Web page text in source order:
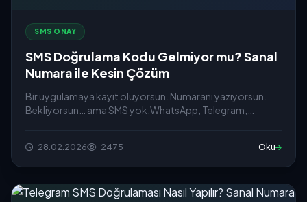
SMS ONAY
SMS Doğrulama Kodu Gelmiyor mu? Sanal
Numara ile Kesin Çözüm
Bir uygulamaya kayıt oluyorsun. Numaranı yazıyorsun.
Bekliyorsun… ama SMS yok.WhatsApp, Telegram,
28.02.2026 2475 Oku